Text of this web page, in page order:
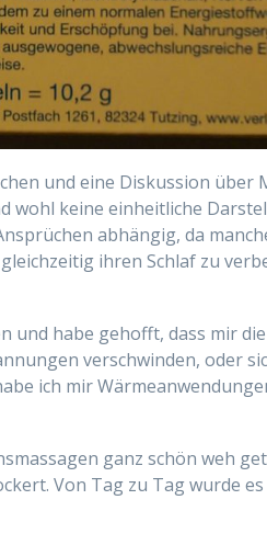
und eine Diskussion über
wohl keine einheitliche
abhängig, da
ihren Schlaf zu
und habe gehofft, dass mir
verschwinden, oder
ich mir
ganz schön weh
Von Tag zu Tag wurde